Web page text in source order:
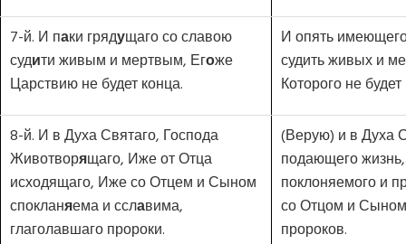
7-й. И паки грядущаго со славою
судити живым и мертвым, Егоже
Царствию не будет конца.
И опять
судить живых и
Которого не
8-й. И в Духа Святаго, Господа
Животворящаго, Иже от Отца
исходящаго, Иже со Отцем и Сыном
спокланяема и сславима,
глаголавшаго пророки.
(Верую) и в Духа
подающего
поклоняемого и
со Отцом и
пророков.